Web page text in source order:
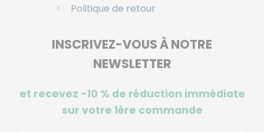
Politique de retour
INSCRIVEZ-VOUS À NOTRE
NEWSLETTER
et recevez -10 % de réduction immédiate
sur votre 1ère commande